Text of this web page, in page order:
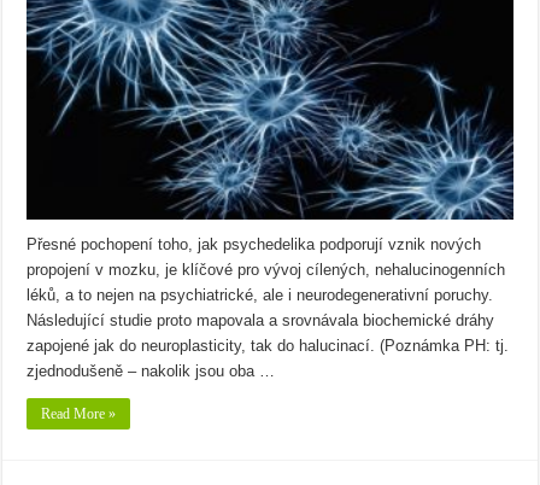
Přesné pochopení toho, jak psychedelika podporují vznik nových
propojení v mozku, je klíčové pro vývoj cílených, nehalucinogenních
léků, a to nejen na psychiatrické, ale i neurodegenerativní poruchy.
Následující studie proto mapovala a srovnávala biochemické dráhy
zapojené jak do neuroplasticity, tak do halucinací. (Poznámka PH: tj.
zjednodušeně – nakolik jsou oba …
Read More »